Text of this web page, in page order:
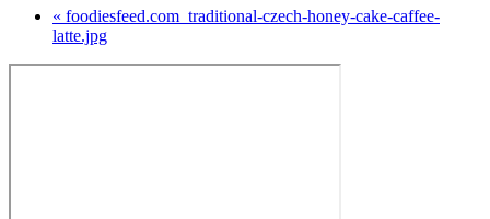
« foodiesfeed.com_traditional-czech-honey-cake-caffee-
latte.jpg